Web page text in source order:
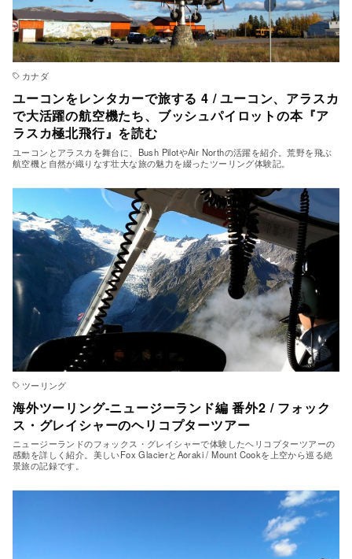
カナダ
ユーコンをレンタカーで旅する 4 / ユーコン、アラスカ
で大活躍の航空機たち、ブッシュパイロットの本『ア
ラスカ極北飛行』を読む
ユーコンとアラスカを舞台に、Bush PilotやAir Northの活躍を紹介。荒野を飛ぶ
航空機と自然が織りなす壮大な旅の魅力を綴ったツーリング体験記。
ツーリング
海外ツーリング-ニュージーランド編 番外2 / フォック
ス・グレイシャーのヘリコプターツアー
ニュージーランドのフォックス・グレイシャーで体験したヘリコプターツアーの
感動を詳しく紹介。美しいFox GlacierとAoraki / Mount Cookを上空から巡る絶
景旅の記録です。